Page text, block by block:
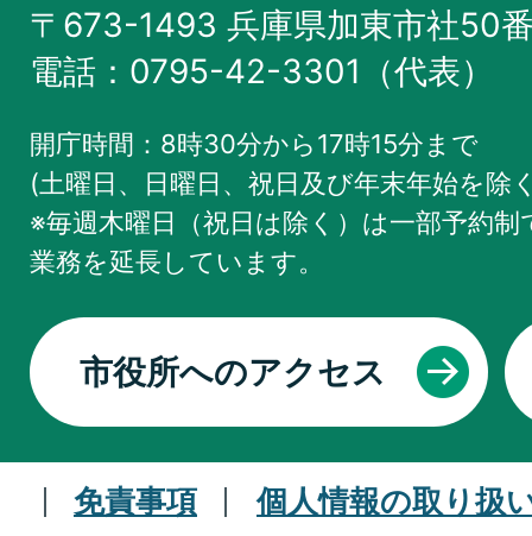
〒673-1493 兵庫県加東市社50
電話：0795-42-3301（代表）
開庁時間：8時30分から17時15分まで
(土曜日、日曜日、祝日及び年末年始を除
※毎週木曜日（祝日は除く）は一部予約
業務を延長しています。
市役所へのアクセス
免責事項
個人情報の取り扱